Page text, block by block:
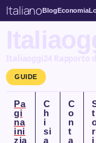
ItalianoBlogEconomia
Italiaoggi24 Rapporto
GUIDE
Pa
gi
na
ini
zia
C
h
i
si
a
C
o
n
t
a
t
r
i